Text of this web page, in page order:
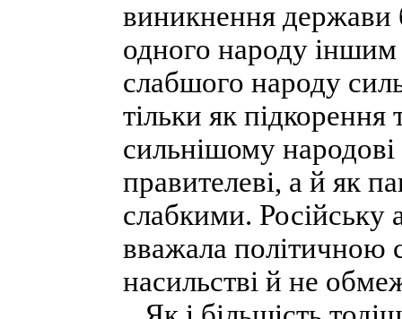
виникнення держави
одного народу
слабшого народу
тільки як
сильнішому
правителеві, а й як
слабкими.
вважала
насильстві й не